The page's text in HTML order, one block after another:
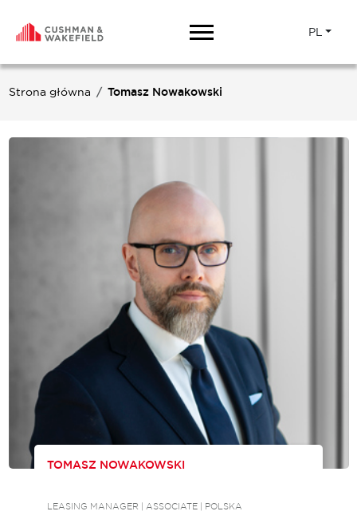
PL
Strona główna Tomasz Nowakowski
TOMASZ NOWAKOWSKI
LEASING MANAGER | ASSOCIATE | POLSKA